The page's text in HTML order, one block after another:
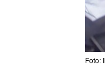
Foto: